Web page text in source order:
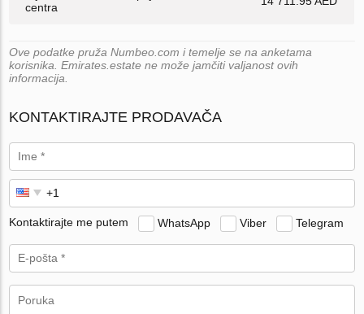
centra
Ove podatke pruža Numbeo.com i temelje se na anketama
korisnika. Emirates.estate ne može jamčiti valjanost ovih
informacija.
KONTAKTIRAJTE PRODAVAČA
Kontaktirajte me putem WhatsApp Viber Telegram